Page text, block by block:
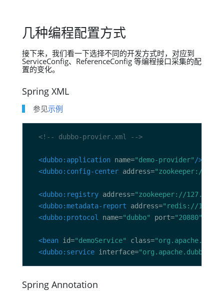
几种编程配置方式
接下来，我们看一下选择不同的开发方式时，对应到
ServiceConfig、ReferenceConfig 等编程接口采集的配
置的变化。
Spring XML
参见示例
<!-- dubbo-provier.xml -->
<dubbo:application name="demo-provider" />
<dubbo:config-center address="zookeeper://
<dubbo:registry address="zookeeper://
<dubbo:metadata-report address="redis://
<dubbo:protocol
name="dubbo" port="20880"
<bean id="demoService" class=
<dubbo:service interface=
Spring Annotation